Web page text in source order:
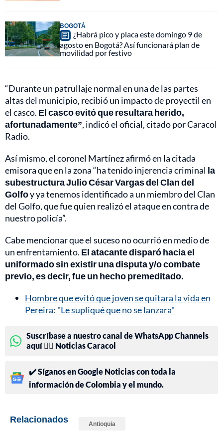
BOGOTÁ
¿Habrá pico y placa este domingo 9 de
agosto en Bogotá? Así funcionará plan de
movilidad por festivo
“Durante un patrullaje normal en una de las partes
altas del municipio, recibió un impacto de proyectil en
el casco. El casco evitó que resultara herido,
afortunadamente”, indicó el oficial, citado por Caracol
Radio.
Así mismo, el coronel Martínez afirmó en la citada
emisora que en la zona “ha tenido injerencia criminal la
subestructura Julio César Vargas del Clan del
Golfoy ya tenemos identificado a un miembro del Clan
del Golfo, que fue quien realizó el ataque en contra de
nuestro policía”.
Cabe mencionar que el suceso no ocurrió en medio de
un enfrentamiento. El atacante disparó hacia el
uniformadosin existir una disputa y/o combate
previo, es decir, fue un hecho premeditado.
Hombre que evitó que joven se quitara la vida en
Pereira: "Le supliqué que no se lanzara"
Suscríbase a nuestro canal de WhatsApp Channels
aquí 👉🏻 Noticias Caracol
✔️ Síganos en Google Noticias con toda la
información de Colombia y el mundo.
Relacionados Antioquia